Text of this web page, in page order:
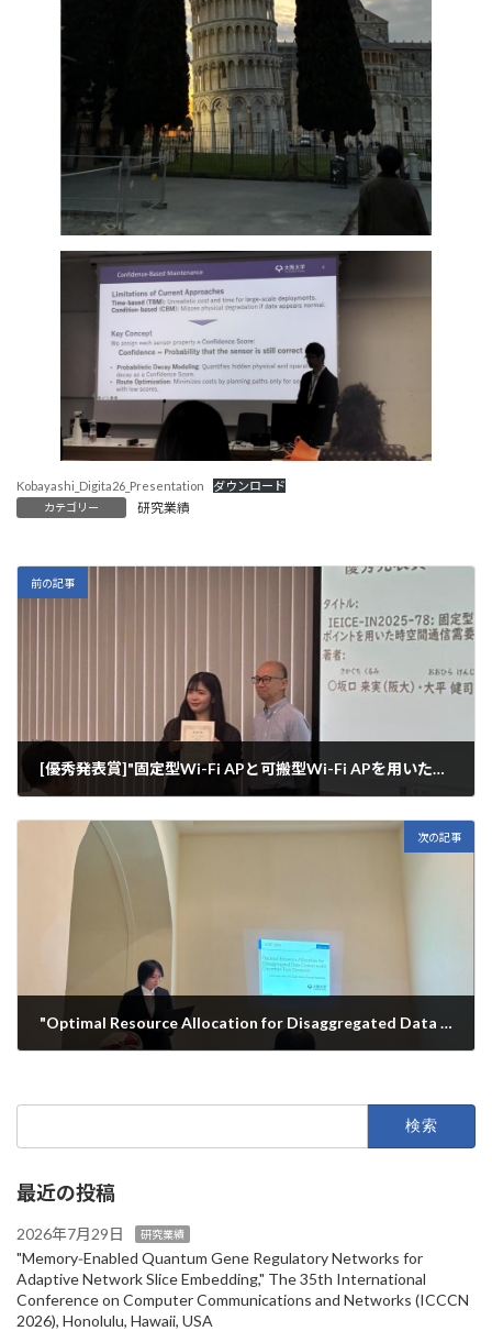
Kobayashi_Digita26_Presentation ダウンロード
カテゴリー 研究業績
前の記事
[優秀発表賞]"固定型Wi-Fi APと可搬型Wi-Fi APを用いた時空間通信需要推定方式の提案と評価",電子情報通信学会IN研究会,那覇
次の記事
"Optimal Resource Allocation for Disaggregated Data Centers under Uncertain Task Demands​," IC3IT 2026, Hammamet, Tunisia.
最近の投稿
2026年7月29日 研究業績
"Memory‑Enabled Quantum Gene Regulatory Networks for
Adaptive Network Slice Embedding," The 35th International
Conference on Computer Communications and Networks (ICCCN
2026), Honolulu, Hawaii, USA